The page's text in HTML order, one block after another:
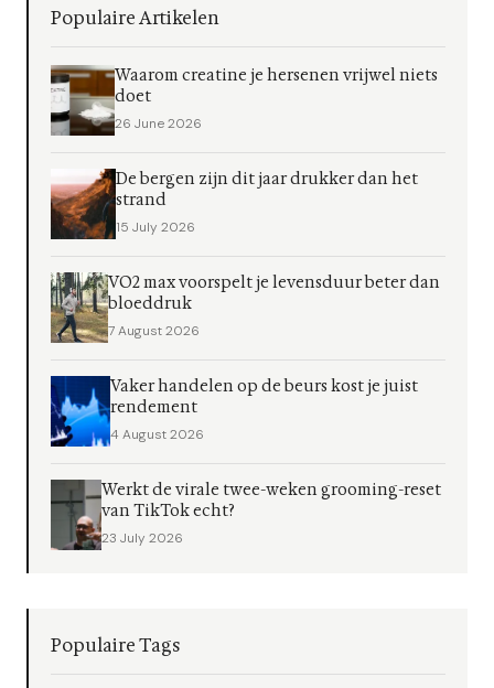
Populaire Artikelen
Waarom creatine je hersenen vrijwel niets
doet
26 June 2026
De bergen zijn dit jaar drukker dan het
strand
15 July 2026
VO2 max voorspelt je levensduur beter dan
bloeddruk
7 August 2026
Vaker handelen op de beurs kost je juist
rendement
4 August 2026
Werkt de virale twee-weken grooming-reset
van TikTok echt?
23 July 2026
Populaire Tags